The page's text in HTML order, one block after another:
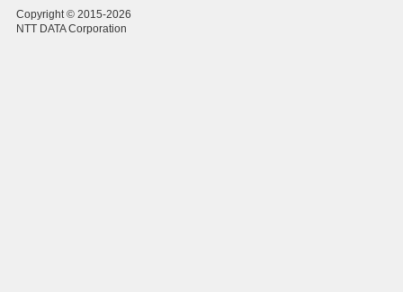
Copyright © 2015-2026
NTT DATA Corporation